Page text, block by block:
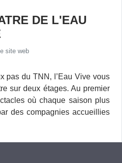
DE L'EAU
site web
pas du TNN, l’Eau Vive vous
sur deux étages. Au premier
où chaque saison plus
des compagnies accueillies